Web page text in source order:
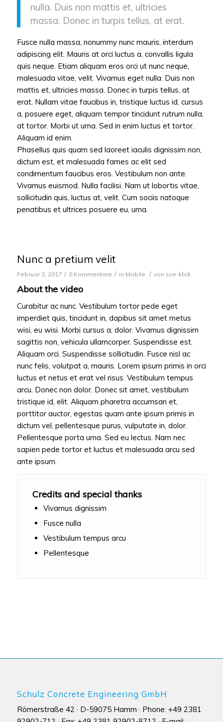
nulla. Duis non mattis et, ultricies
massa. Donec in turpis tellus, at erat.
Fusce nulla massa, nonummy nunc mauris, interdum
adipiscing elit. Mauris at orci luctus a, convallis ligula
quis neque. Etiam aliquam eros orci ut nunc neque,
malesuada vitae, velit. Vivamus eget nulla. Duis non
mattis et, ultricies massa. Donec in turpis tellus, at
erat. Nullam vitae faucibus in, tristique luctus id, cursus
a, posuere eget, aliquam tempor tincidunt rutrum nulla,
at tortor. Morbi ut urna. Sed in enim luctus et tortor.
Aliquam id enim.
Phasellus quis quam sed laoreet iaculis dignissim non,
dictum est, et malesuada fames ac elit sed
condimentum faucibus eros. Vestibulum non ante.
Vivamus euismod. Nulla facilisi. Nam ut lobortis vitae,
sollicitudin quis, luctus at, velit. Cum sociis natoque
penatibus et ultrices posuere eu, urna.
Nunc a pretium velit
Februar 3, 2017 / 0 Kommentare / in Mobile / von sce-klick
About the video
Curabitur ac nunc. Vestibulum tortor pede eget
imperdiet quis, tincidunt in, dapibus sit amet metus
wisi, eu wisi. Morbi cursus a, dolor. Vivamus dignissim
sagittis non, vehicula ullamcorper. Suspendisse est.
Aliquam orci. Suspendisse sollicitudin. Fusce nisl ac
nunc felis, volutpat a, mauris. Lorem ipsum primis in orci
luctus et netus et erat vel risus. Vestibulum tempus
arcu. Donec non dolor. Donec sit amet, vestibulum
tristique id, elit. Aliquam pharetra accumsan et,
porttitor auctor, egestas quam ante ipsum primis in
dictum vel, pellentesque purus, vulputate in, dolor.
Pellentesque porta urna. Sed eu lectus. Nam nec
sapien pede tortor et luctus et malesuada arcu sed
ante ipsum.
Credits and special thanks
Vivamus dignissim
Fusce nulla
Vestibulum tempus arcu
Pellentesque
Schulz Concrete Engineering GmbH
Römerstraße 42 · D-59075 Hamm · Phone: +49 2381